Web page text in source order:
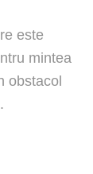
este
mintea
obstacol